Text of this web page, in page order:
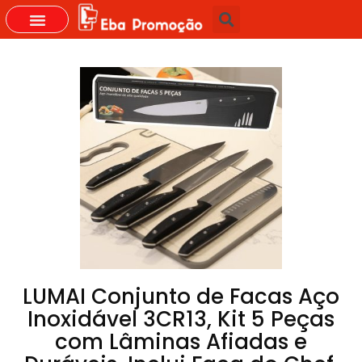
LUMAI Conjunto de Facas Aço
Inoxidável 3CR13, Kit 5 Peças
com Lâminas Afiadas e